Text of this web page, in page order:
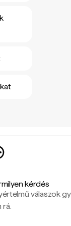
kérdés
válaszok
rá.